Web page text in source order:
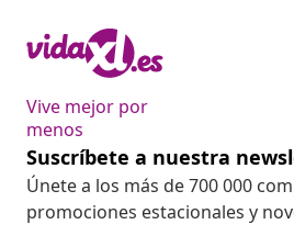
Vive mejor por
menos
Suscríbete a nuestra
Únete a los más de 700 000
promociones estacionales y